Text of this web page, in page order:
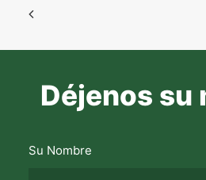
Déjenos su
Su Nombre